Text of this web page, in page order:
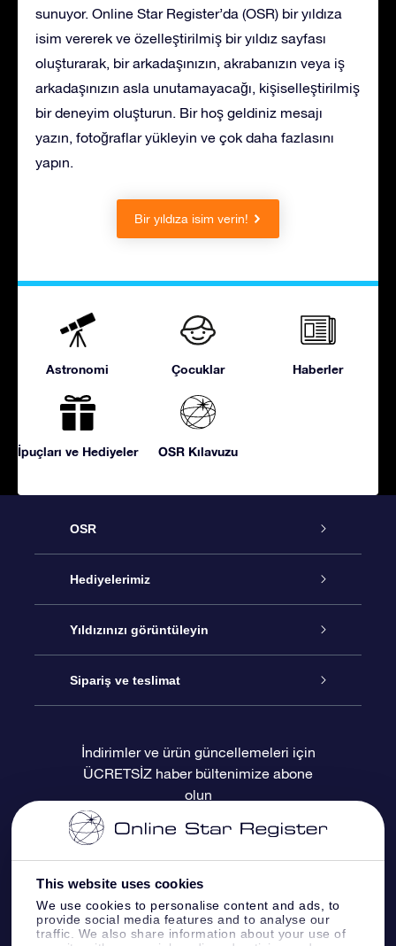
This website uses cookies
We use cookies to personalise content and ads, to
provide social media features and to analyse our
traffic. We also share information about your use of
sunuyor. Online Star Register’da (OSR) bir yıldıza
isim vererek ve özelleştirilmiş bir yıldız sayfası
oluşturarak, bir arkadaşınızın, akrabanızın veya iş
arkadaşınızın asla unutamayacağı, kişiselleştirilmiş
bir deneyim oluşturun. Bir hoş geldiniz mesajı
yazın, fotoğraflar yükleyin ve çok daha fazlasını
yapın.
Bir yıldıza isim verin!
Astronomi Çocuklar Haberler
İpuçları ve Hediyeler OSR Kılavuzu
OSR
Hizmet
İletişim
Blogu
Değerlendirmeler
Hediyelerimiz
Çevrimiçi Yıldız Hediyesi
OSR Hediye Paketi
OSR Hediye Kartı
Kurumsal hediyeler
Yıldızınızı görüntüleyin
Star Register
Kişiselleştirilmiş Yıldız Sayfası
Bir Milyon Yıldız
OSR Starsaver
Fly me to the stars VR sanal gerçeklik
uygulaması
Sipariş ve teslimat
Ödeme bilgileri
Sevkiyat bilgileri
İade Politikası
Takımyıldızı
İndirimler ve ürün güncellemeleri için
ÜCRETSİZ haber bültenimize abone
olun